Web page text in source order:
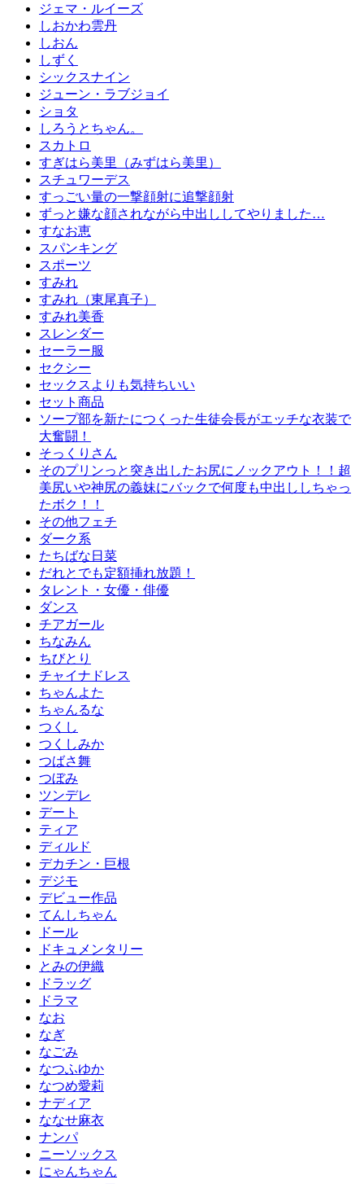
ジェマ・ルイーズ
しおかわ雲丹
しおん
しずく
シックスナイン
ジューン・ラブジョイ
ショタ
しろうとちゃん。
スカトロ
すぎはら美里（みずはら美里）
スチュワーデス
すっごい量の一撃顔射に追撃顔射
ずっと嫌な顔されながら中出ししてやりました…
すなお恵
スパンキング
スポーツ
すみれ
すみれ（東尾真子）
すみれ美香
スレンダー
セーラー服
セクシー
セックスよりも気持ちいい
セット商品
ソープ部を新たにつくった生徒会長がエッチな衣装で
大奮闘！
そっくりさん
そのプリンっと突き出したお尻にノックアウト！！超
美尻いや神尻の義妹にバックで何度も中出ししちゃっ
たボク！！
その他フェチ
ダーク系
たちばな日菜
だれとでも定額挿れ放題！
タレント・女優・俳優
ダンス
チアガール
ちなみん
ちびとり
チャイナドレス
ちゃんよた
ちゃんるな
つくし
つくしみか
つばさ舞
つぼみ
ツンデレ
デート
ティア
ディルド
デカチン・巨根
デジモ
デビュー作品
てんしちゃん
ドール
ドキュメンタリー
とみの伊織
ドラッグ
ドラマ
なお
なぎ
なごみ
なつふゆか
なつめ愛莉
ナディア
ななせ麻衣
ナンパ
ニーソックス
にゃんちゃん